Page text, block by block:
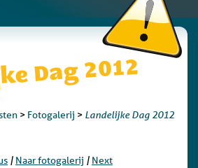
Dag 2012
> Fotogalerij > Landelijke Dag 2012
| Naar fotogalerij | Next